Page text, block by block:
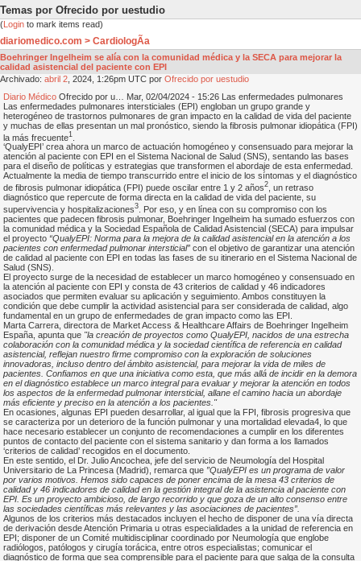
Temas por Ofrecido por uestudio
(Login to mark items read)
diariomedico.com > CardiologÃ­a
Boehringer Ingelheim se alía con la comunidad médica y la SECA para mejorar la
calidad asistencial del paciente con EPI
Archivado: abril 2 , 2024, 1:26pm UTC por Ofrecido por uestudio
Diario Médico Ofrecido por u… Mar, 02/04/2024 - 15:26 Las enfermedades pulmonares
Las enfermedades pulmonares intersticiales (EPI) engloban un grupo grande y
heterogéneo de trastornos pulmonares de gran impacto en la calidad de vida del paciente
y muchas de ellas presentan un mal pronóstico, siendo la fibrosis pulmonar idiopática (FPI)
la más frecuente1
‘QualyEPI’ crea ahora un marco de actuación homogéneo y consensuado para mejorar la
atención al paciente con EPI en el Sistema Nacional de Salud (SNS), sentando las bases
para el diseño de políticas y estrategias que transformen el abordaje de esta enfermedad.
Actualmente la media de tiempo transcurrido entre el inicio de los síntomas y el diagnóstico
de fibrosis pulmonar idiopática (FPI) puede oscilar entre 1 y 2 años2 , un retraso
diagnóstico que repercute de forma directa en la calidad de vida del paciente, su
supervivencia y hospitalizaciones3 . Por eso, y en línea con su compromiso con los
pacientes que padecen fibrosis pulmonar, Boehringer Ingelheim ha sumado esfuerzos con
la comunidad médica y la Sociedad Española de Calidad Asistencial (SECA) para impulsar
el proyecto “QualyEPI: Norma para la mejora de la calidad asistencial en la atención a los
pacientes con enfermedad pulmonar intersticial” con el objetivo de garantizar una atención
de calidad al paciente con EPI en todas las fases de su itinerario en el Sistema Nacional de
Salud (SNS).
El proyecto surge de la necesidad de establecer un marco homogéneo y consensuado en
la atención al paciente con EPI y consta de 43 criterios de calidad y 46 indicadores
asociados que permiten evaluar su aplicación y seguimiento. Ambos constituyen la
condición que debe cumplir la actividad asistencial para ser considerada de calidad, algo
fundamental en un grupo de enfermedades de gran impacto como las EPI.
Marta Carrera, directora de Market Access & Healthcare Affairs de Boehringer Ingelheim
España, apunta que "la creación de proyectos como QualyEPI, nacidos de una estrecha
colaboración con la comunidad médica y la sociedad científica de referencia en calidad
asistencial, reflejan nuestro firme compromiso con la exploración de soluciones
innovadoras, incluso dentro del ámbito asistencial, para mejorar la vida de miles de
pacientes. Confiamos en que una iniciativa como esta, que más allá de incidir en la demora
en el diagnóstico establece un marco integral para evaluar y mejorar la atención en todos
los aspectos de la enfermedad pulmonar intersticial, allane el camino hacia un abordaje
más eficiente y preciso en la atención a los pacientes."
En ocasiones, algunas EPI pueden desarrollar, al igual que la FPI, fibrosis progresiva que
se caracteriza por un deterioro de la función pulmonar y una mortalidad elevada4, lo que
hace necesario establecer un conjunto de recomendaciones a cumplir en los diferentes
puntos de contacto del paciente con el sistema sanitario y dan forma a los llamados
‘criterios de calidad’ recogidos en el documento.
En este sentido, el Dr. Julio Ancochea, jefe del servicio de Neumología del Hospital
Universitario de La Princesa (Madrid), remarca que ”QualyEPI es un programa de valor
por varios motivos. Hemos sido capaces de poner encima de la mesa 43 criterios de
calidad y 46 indicadores de calidad en la gestión integral de la asistencia al paciente con
EPI. Es un proyecto ambicioso, de largo recorrido y que goza de un alto consenso entre
las sociedades científicas más relevantes y las asociaciones de pacientes”.
Algunos de los criterios más destacados incluyen el hecho de disponer de una vía directa
de derivación desde Atención Primaria u otras especialidades a la unidad de referencia en
EPI; disponer de un Comité multidisciplinar coordinado por Neumología que englobe
radiólogos, patólogos y cirugía torácica, entre otros especialistas; comunicar el
diagnóstico de forma que sea comprensible para el paciente para que salga de la consulta